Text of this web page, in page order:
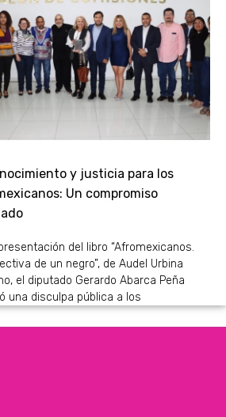
y justicia para los
Un compromiso
del libro “Afromexicanos.
de un negro”, de Audel Urbina
el diputado Gerardo Abarca Peña
una disculpa pública a los